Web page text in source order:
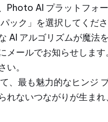
Photo AI プラットフォ
ック」を選択してくだ
AI アルゴリズムが魔法
メールでお知らせしま
。
、最も魅力的なヒンジ
れないつながりが生ま